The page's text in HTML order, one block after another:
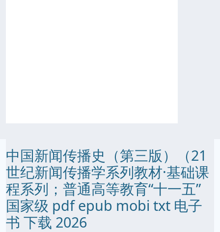
中国新闻传播史（第三版）（21
世纪新闻传播学系列教材·基础课
程系列；普通高等教育“十一五”
国家级 pdf epub mobi txt 电子
书 下载 2026